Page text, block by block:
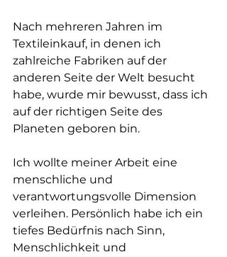
Nach mehreren Jahren im
Textileinkauf, in denen ich
zahlreiche Fabriken auf der
anderen Seite der Welt besucht
habe, wurde mir bewusst, dass ich
auf der richtigen Seite des
Planeten geboren bin.
Ich wollte meiner Arbeit eine
menschliche und
verantwortungsvolle Dimension
verleihen. Persönlich habe ich ein
tiefes Bedürfnis nach Sinn,
Menschlichkeit und